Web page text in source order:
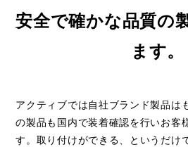
安全で確かな品質の
ます。
アクティブでは自社ブランド製品は
の製品も国内で装着確認を行いお客
す。取り付けができる、というだけ